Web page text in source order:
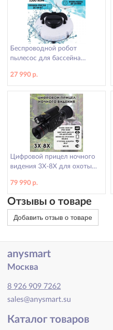
Беспроводной робот
пылесос для бассейна
(KD531424)
27 990 р.
Цифровой прицел ночного
видения 3Х-8Х для охоты
79 990 р.
Отзывы о товаре
Добавить отзыв о товаре
anysmart
Москва
8 926 909 7262
sales@anysmart.su
Каталог товаров